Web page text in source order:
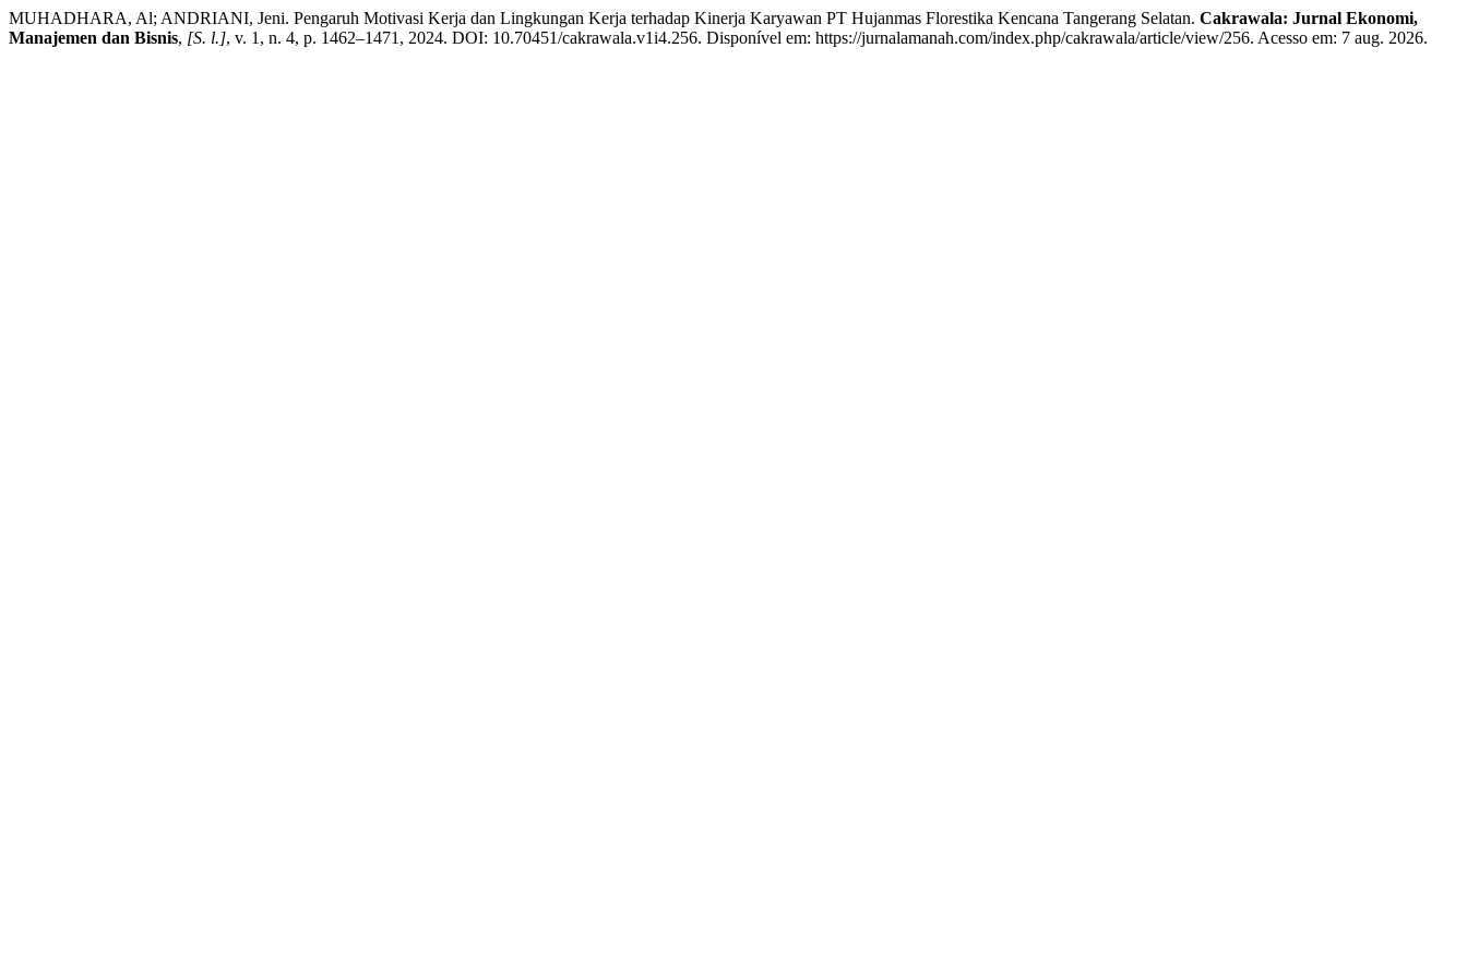
MUHADHARA, Al; ANDRIANI, Jeni. Pengaruh Motivasi Kerja dan Lingkungan Kerja terhadap Kinerja Karyawan PT Hujanmas Florestika Kencana Tangerang Selatan. Cakrawala: Jurnal Ekonomi,
Manajemen dan Bisnis, [S. l.], v. 1, n. 4, p. 1462–1471, 2024. DOI: 10.70451/cakrawala.v1i4.256. Disponível em: https://jurnalamanah.com/index.php/cakrawala/article/view/256. Acesso em: 7 aug. 2026.